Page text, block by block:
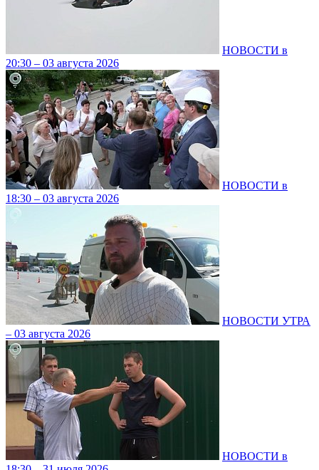
НОВОСТИ в
20:30 – 03 августа 2026
НОВОСТИ в
18:30 – 03 августа 2026
НОВОСТИ УТРА
– 03 августа 2026
НОВОСТИ в